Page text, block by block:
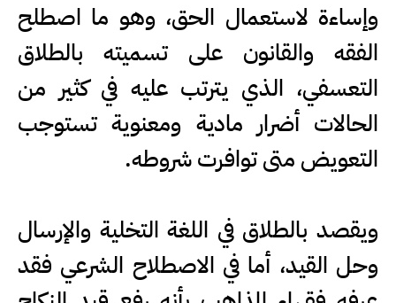
وإساءة لاستعمال الحق، وهو ما اصطلح
الفقه والقانون على تسميته بالطلاق
التعسفي، الذي يترتب عليه في كثير من
الحالات أضرار مادية ومعنوية تستوجب
التعويض متى توافرت شروطه.
ويقصد بالطلاق في اللغة التخلية والإرسال
وحل القيد، أما في الاصطلاح الشرعي فقد